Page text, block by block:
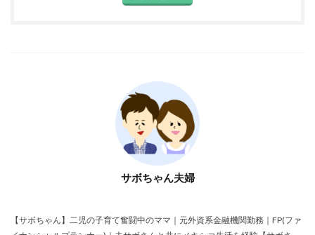
サボちゃん夫婦
【サボちゃん】二児の子育て奮闘中のママ｜元外資系金融機関勤務｜FP(ファ